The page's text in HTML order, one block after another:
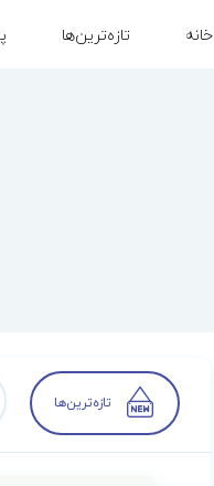
خانه تازه‌ترین‌ها
تازه‌ترین‌ها